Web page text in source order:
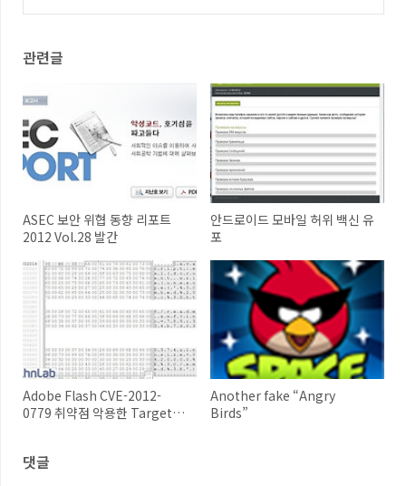
관련글
ASEC 보안 위협 동향 리포트
2012 Vol.28 발간
안드로이드 모바일 허위 백신 유
포
Adobe Flash CVE-2012-
0779 취약점 악용한 Targeted
Another fake “Angry
Birds”
댓글